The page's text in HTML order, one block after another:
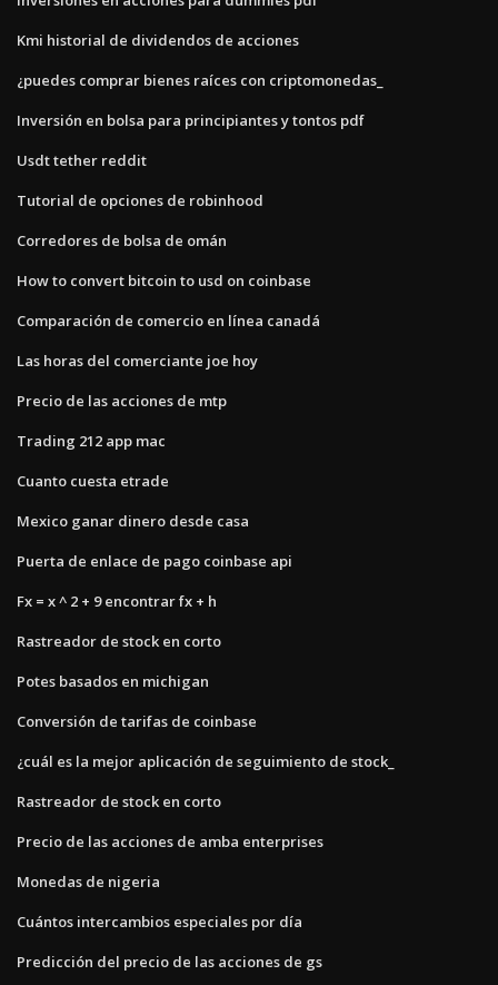
Kmi historial de dividendos de acciones
¿puedes comprar bienes raíces con criptomonedas_
Inversión en bolsa para principiantes y tontos pdf
Usdt tether reddit
Tutorial de opciones de robinhood
Corredores de bolsa de omán
How to convert bitcoin to usd on coinbase
Comparación de comercio en línea canadá
Las horas del comerciante joe hoy
Precio de las acciones de mtp
Trading 212 app mac
Cuanto cuesta etrade
Mexico ganar dinero desde casa
Puerta de enlace de pago coinbase api
Fx = x ^ 2 + 9 encontrar fx + h
Rastreador de stock en corto
Potes basados ​​en michigan
Conversión de tarifas de coinbase
¿cuál es la mejor aplicación de seguimiento de stock_
Rastreador de stock en corto
Precio de las acciones de amba enterprises
Monedas de nigeria
Cuántos intercambios especiales por día
Predicción del precio de las acciones de gs